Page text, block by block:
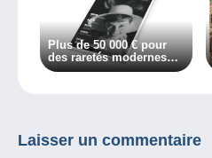
Plus de 50 000 € pour
des raretés modernes…
Découvrez l’histoire des
Laisser un commentaire